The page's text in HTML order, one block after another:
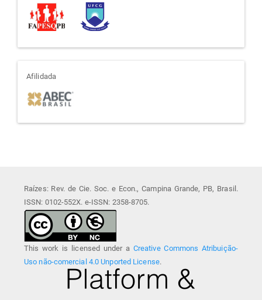
afiliada
Afilidada
Raízes: Rev. de Cie. Soc. e Econ., Campina Grande, PB, Brasil.
ISSN: 0102-552X. e-ISSN: 2358-8705.
This work is licensed under a Creative Commons Atribuição-
Uso não-comercial 4.0 Unported License.